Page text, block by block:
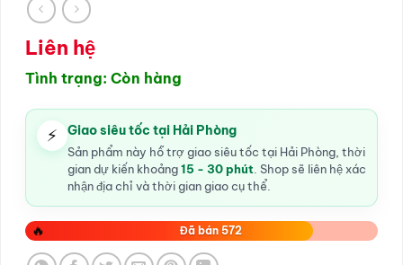
Liên hệ
Tình trạng: Còn hàng
⚡ Giao siêu tốc tại Hải Phòng
Sản phẩm này hỗ trợ giao siêu tốc tại Hải Phòng, thời
gian dự kiến khoảng15 - 30 phút. Shop sẽ liên hệ xác
nhận địa chỉ và thời gian giao cụ thể.
🔥 Đã bán 572